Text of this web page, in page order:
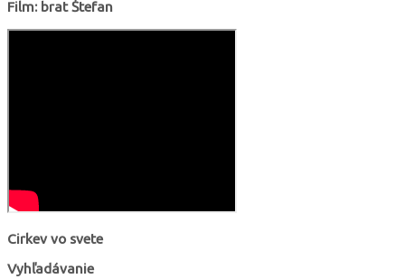
Film: brat Štefan
Cirkev vo svete
Vyhľadávanie